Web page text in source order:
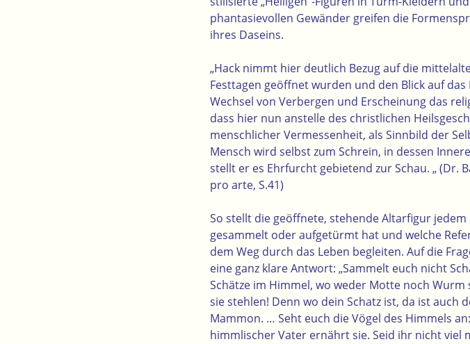
phantasievollen Gewänder greifen die
ihres Daseins.
„Hack nimmt hier deutlich Bezug auf die
Festtagen geöffnet wurden und den Blick auf
Wechsel von Verbergen und Erscheinung das
dass hier nun anstelle des christlichen
menschlicher Vermessenheit, als Sinnbild der
Mensch wird selbst zum Schrein, in dessen
stellt er es Ehrfurcht gebietend zur Schau. „ (Dr.
pro arte, S.41)
So stellt die geöffnete, stehende Altarfigur
gesammelt oder aufgetürmt hat und welche
dem Weg durch das Leben begleiten. Auf die
eine ganz klare Antwort: „Sammelt euch nicht
Schätze im Himmel, wo weder Motte noch
sie stehlen! Denn wo dein Schatz ist, da ist
Mammon. … Seht euch die Vögel des Himmels
himmlischer Vater ernährt sie. Seid ihr nicht viel